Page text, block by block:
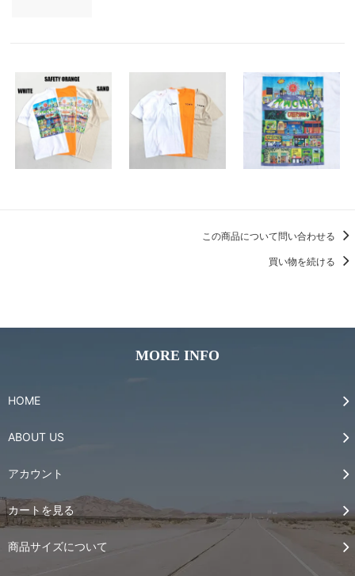
この商品について問い合わせる
買い物を続ける
MORE INFO
HOME
ABOUT US
アカウント
カートを見る
商品サイズについて